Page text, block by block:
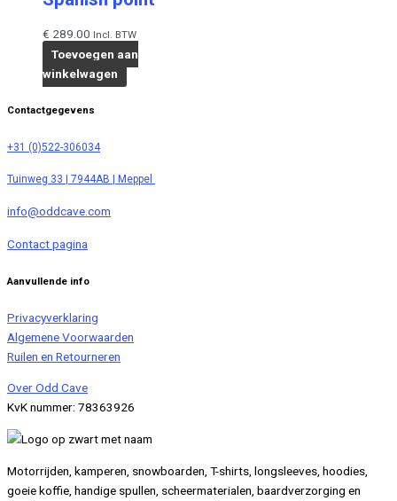
€ 289.00 Incl. BTW
Toevoegen aan
winkelwagen
Contactgegevens
+31 (0)522-306034
Tuinweg 33 | 7944AB | Meppel
info@oddcave.com
Contact pagina
Aanvullende info
Privacyverklaring
Algemene Voorwaarden
Ruilen en Retourneren
Over Odd Cave
KvK nummer: 78363926
Motorrijden, kamperen, snowboarden, T-shirts, longsleeves, hoodies,
goeie koffie, handige spullen, scheermaterialen, baardverzorging en